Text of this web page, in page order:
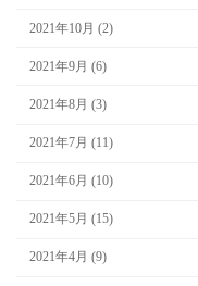
2021年10月 (2)
2021年9月 (6)
2021年8月 (3)
2021年7月 (11)
2021年6月 (10)
2021年5月 (15)
2021年4月 (9)